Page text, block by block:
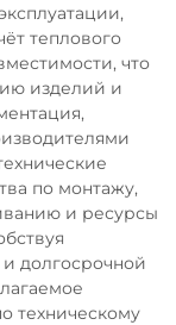
теплового
что
изделий и
по монтажу,
и ресурсы
долгосрочной
техническому